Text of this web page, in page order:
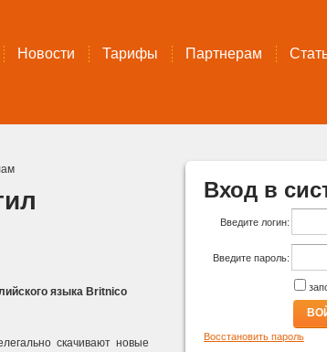
Новости Тарифы Партнерам
языка Britnico
скачивают новые
Вход в
Введите логин:
Введите пароль:
Восстановить пароль